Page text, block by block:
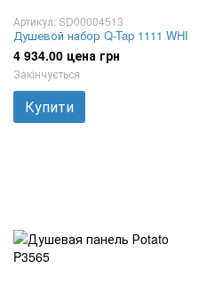
Артикул: SD00004513
Душевой набор Q-Tap 1111 WHI
4 934.00 цена грн
Закінчується
Купити